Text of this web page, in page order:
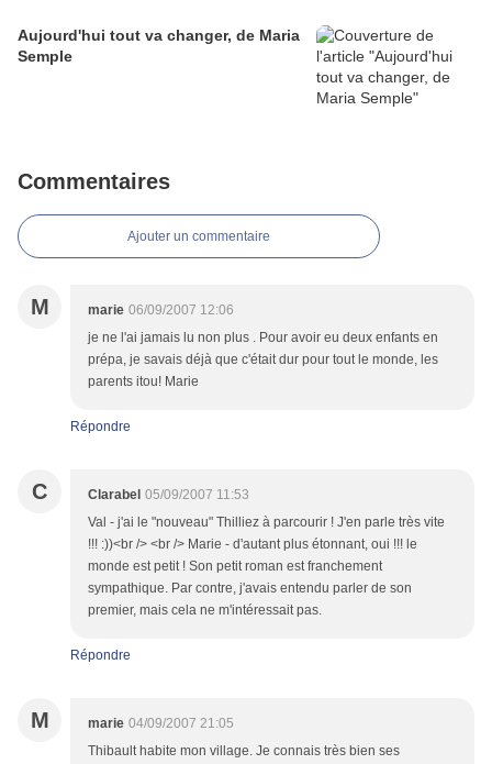
Aujourd'hui tout va changer, de Maria
Semple
Commentaires
Ajouter un commentaire
M marie 06/09/2007 12:06
je ne l'ai jamais lu non plus . Pour avoir eu deux enfants en
prépa, je savais déjà que c'était dur pour tout le monde, les
parents itou! Marie
Répondre
C Clarabel 05/09/2007 11:53
Val - j'ai le "nouveau" Thilliez à parcourir ! J'en parle très vite
!!! :))<br /> <br /> Marie - d'autant plus étonnant, oui !!! le
monde est petit ! Son petit roman est franchement
sympathique. Par contre, j'avais entendu parler de son
premier, mais cela ne m'intéressait pas.
Répondre
M marie 04/09/2007 21:05
Thibault habite mon village. Je connais très bien ses